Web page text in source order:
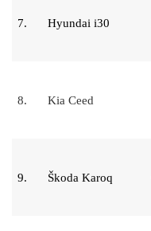
7. Hyundai i30
8. Kia Ceed
9. Škoda Karoq